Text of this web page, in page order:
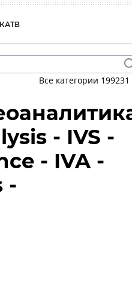
ТВ
Все категории 199231
- IVS -
- IVA -
-